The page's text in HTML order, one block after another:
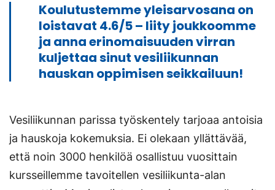
Koulutustemme yleisarvosana on
loistavat 4.6/5 – liity joukkoomme
ja anna erinomaisuuden virran
kuljettaa sinut vesiliikunnan
hauskan oppimisen seikkailuun!
Vesiliikunnan parissa työskentely tarjoaa antoisia
ja hauskoja kokemuksia. Ei olekaan yllättävää,
että noin 3000 henkilöä osallistuu vuosittain
kursseillemme tavoitellen vesiliikunta-alan